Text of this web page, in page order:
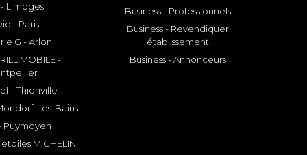
- Limoges
- Paris
G - Arlon
MOBILE -
- Thionville
Les-Bains
Puymoyen
MICHELIN
Business - Professionnels
Business - Revendiquer
établissement
Business - Annonceurs